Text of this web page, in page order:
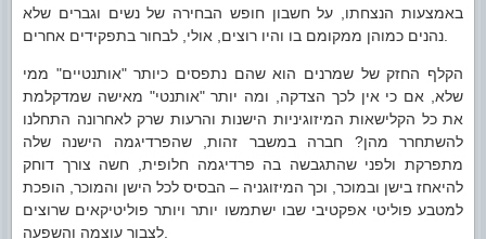
באמצעות הנצחתו, על חשבון חופש הבחירה של נשים וגברים שלא
הקלף החזק של שמרנים הוא שהם נתפסים כיותר "אותנטיים" ממי
שלא, אם כי אין לכך הצדקה, ומה יותר "אותנטי" מאישה שמדקלמת
את כל הקלישאות המיזוגיניות הישנות והרעות שרק לאחרונה התחלנו
להשתחרר מהן? חברה במשבר זהות, שהפרדיגמה הישנה שלה
מתפרקת ולפני שהתגבשה בה פרדיגמה חלופית, חשה צורך דוחק
להיאחז בישן ובמוכר, וכך המיזוגניה – הבסיס לכל הישן והמוכר, הופכת
למטבע פוליטי אפקטיבי שבו ישתמשו יותר ויותר פוליטיקאים שרוצים